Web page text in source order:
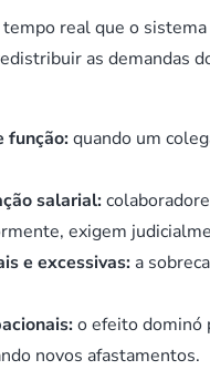
real que o
as demandas
função:quando um
salarial:
exigem
e excessivas: a
o efeito dominó
novos afastamentos.